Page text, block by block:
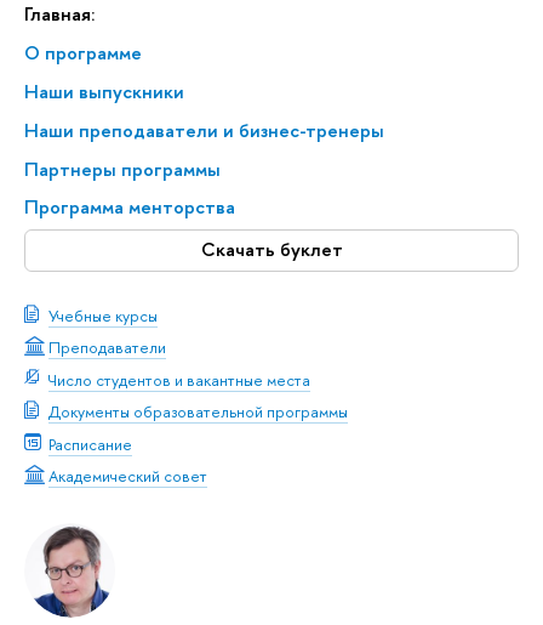
Главная:
О программе
Наши выпускники
Наши преподаватели и бизнес-тренеры
Партнеры программы
Программа менторства
Скачать буклет
Учебные курсы
Преподаватели
Число студентов и вакантные места
Документы образовательной программы
Расписание
Академический совет